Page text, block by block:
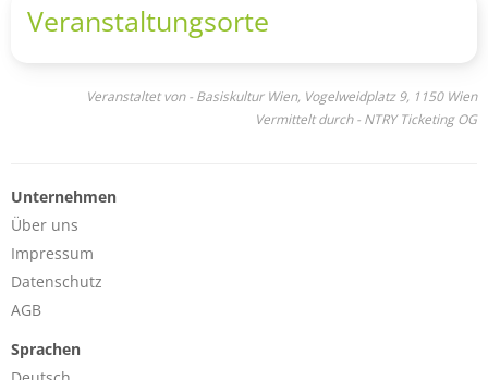
Veranstaltungsorte
Veranstaltet von - Basiskultur Wien, Vogelweidplatz 9, 1150 Wien
Vermittelt durch - NTRY Ticketing OG
Unternehmen
Über uns
Impressum
Datenschutz
AGB
Sprachen